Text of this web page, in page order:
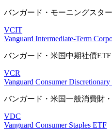
バンガード・モーニングスタ
VCIT
Vanguard Intermediate-Term
バンガード・米国中期社債ETF
VCR
Vanguard Consumer
バンガード・米国一般消費財
VDC
Vanguard Consumer Staples ETF